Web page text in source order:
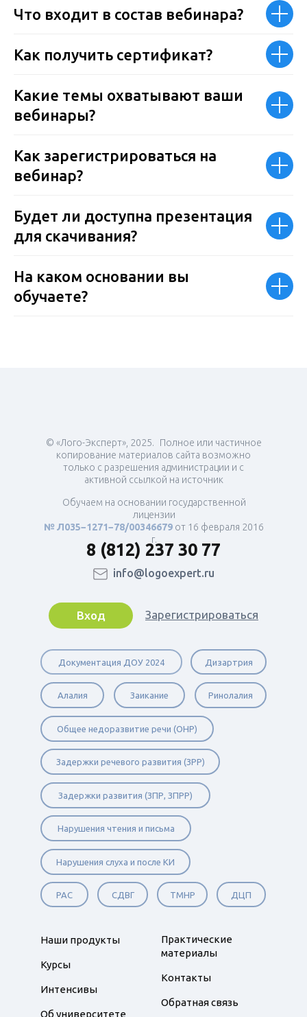
Что входит в состав вебинара?
Как получить сертификат?
Какие темы охватывают ваши
вебинары?
Как зарегистрироваться на
вебинар?
Будет ли доступна презентация
для скачивания?
На каком основании вы
обучаете?
Обучаем на основании государственной
лицензии
№ Л035−1271−78/00346679 от 16 февраля 2016
г.
© «Лого-Эксперт», 2025. Полное или частичное
копирование материалов сайта возможно
только с разрешения администрации и с
активной ссылкой на источник
Наши продукты
Курсы
Интенсивы
Практические
материалы
Об университете
Контакты
Обратная связь
Документация ДОУ 2024
Заикание Ринолалия
Задержки развития (ЗПР, ЗПРР)
Нарушения чтения и письма
Нарушения слуха и после КИ
РАС ДЦП
Задержки речевого развития (ЗРР)
СДВГ ТМНР
Дизартрия
Алалия
Общее недоразвитие речи (ОНР)
Зарегистрироваться
Вход
8 (812) 237 30 77
info@logoexpert.ru